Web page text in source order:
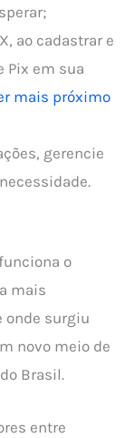
ao cadastrar e
Pix em sua
mais próximo
gerencie
o
mais
onde surgiu
novo meio de
Brasil.
entre